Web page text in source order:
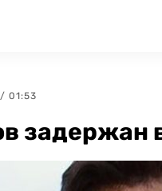
01:53
задержан